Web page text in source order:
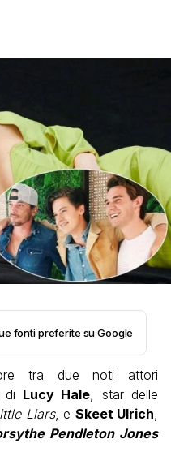
fonti preferite su Google
tra due noti attori
di Lucy Hale, star delle
Liars, e Skeet Ulrich,
Pendleton Jones